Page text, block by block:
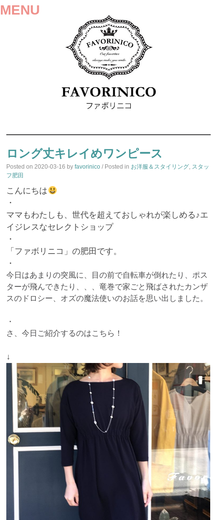
MENU
TO
CONTENT
ロング丈キレイめワンピース
Posted on2020-03-16 byfavorinico / Posted in お洋服＆スタイリング, スタッ
フ肥田
こんにちは
・
ママもわたしも、世代を超えておしゃれが楽しめる♪エ
イジレスなセレクトショップ
・
「ファボリニコ」の肥田です。
・
今日はあまりの突風に、目の前で自転車が倒れたり、ポス
ターが飛んできたり、、、竜巻で家ごと飛ばされたカンザ
スのドロシー、オズの魔法使いのお話を思い出しました。
・
さ、今日ご紹介するのはこちら！
↓